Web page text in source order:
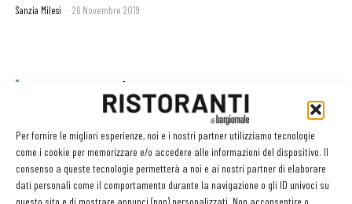
Per fornire le migliori esperienze, noi e i nostri partner utilizziamo tecnologie
come i cookie per memorizzare e/o accedere alle informazioni del dispositivo. Il
consenso a queste tecnologie permetterà a noi e ai nostri partner di elaborare
dati personali come il comportamento durante la navigazione o gli ID univoci su
questo sito e di mostrare annunci (non) personalizzati. Non acconsentire o
Sanzia Milesi - 26 Novembre 2019
GLI ARTICOLI PIÙ LETTI
Sogemi rafforza i servizi per la ristorazione: orario esteso e
tessera gratuita per i professionisti HoReCa
Aperti per ferie. Buoni indirizzi da Nord a Sud per godersi le
vacanze (o da scorprire se si è in vacanza)